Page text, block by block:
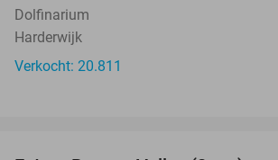
Dolfinarium
Harderwijk
Verkocht: 20.811